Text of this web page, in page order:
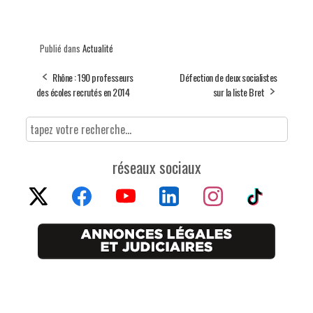
Publié dans Actualité
Rhône : 190 professeurs
des écoles recrutés en 2014
Défection de deux socialistes
sur la liste Bret
réseaux sociaux